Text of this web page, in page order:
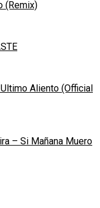
(Remix)
Aliento (Official
– Si Mañana Muero